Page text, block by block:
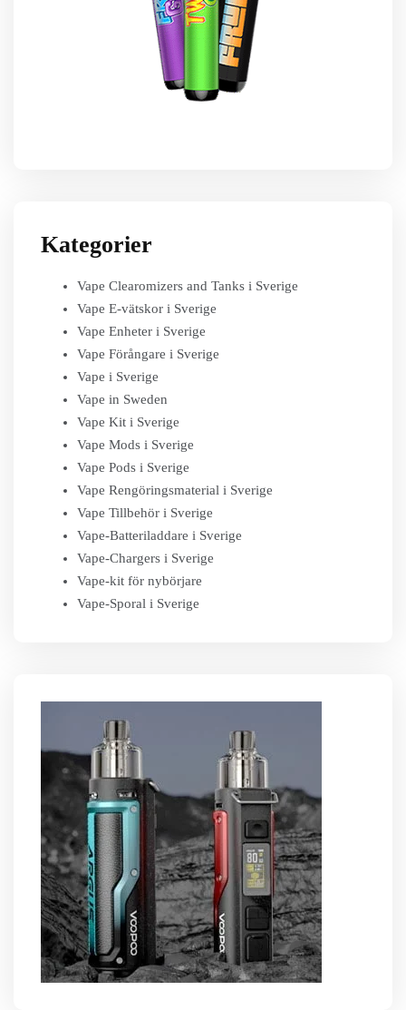
Kategorier
Vape Clearomizers and Tanks i Sverige
Vape E-vätskor i Sverige
Vape Enheter i Sverige
Vape Förångare i Sverige
Vape i Sverige
Vape in Sweden
Vape Kit i Sverige
Vape Mods i Sverige
Vape Pods i Sverige
Vape Rengöringsmaterial i Sverige
Vape Tillbehör i Sverige
Vape-Batteriladdare i Sverige
Vape-Chargers i Sverige
Vape-kit för nybörjare
Vape-Sporal i Sverige